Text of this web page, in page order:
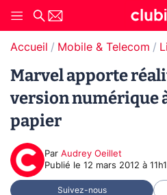
Accueil Mobile & Telecom
Marvel apporte
version numérique
papier
Par Audrey Oeillet
Publié le 12 mars 2012 à
Suivez-nous